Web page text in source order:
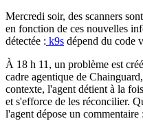
Mercredi soir, des scanners
en fonction de ces nouvelles
détectée : k9s dépend du code
À 18 h 11, un problème est
cadre agentique de
contexte, l'agent détient à la
et s'efforce de les réconcilier.
l'agent dépose un commentaire :